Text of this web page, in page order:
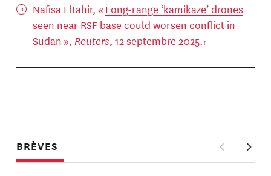
Nafisa Eltahir, « Long-range ‘kamikaze’ drones
seen near RSF base could worsen conflict in
Sudan», Reuters, 12 septembre 2025.
BRÈVES